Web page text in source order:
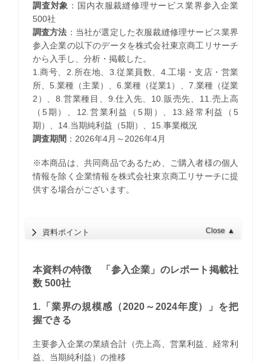
調査対象 ：国内衣服裁縫修理サービス業界参入企業
500社
調査方法 ：当社が選定した衣服裁縫修理サービス業界
参入企業の以下のデータを株式会社東京商工リサーチ
から入手し、分析・掲載した。
1.商号、2.所在地、3.従業員数、4.工場・支店・営業
所、5.業種（主業）、6.業種（従業1）、7.業種（従業
2）、8.営業種目、9.仕入先、10.販売先、11.売上高
（5期）、12.営業利益（5期）、13.経常利益（5
期）、14.当期純利益（5期）、15.事業概況
調査期間 ：2026年4月～2026年4月
※本商品は、共同商品であるため、ご購入者様の個人
情報を除く企業情報を株式会社東京商工リサーチに提
供する場合がございます。
資料ポイント Close ▲
本資料の特徴 「参入企業」のレポート掲載社
数 500社
1.「業界の規模感（2020～2024年度）」を把
握できる
主要参入企業の業績合計（売上高、営業利益、経常利
益、当期純利益）の推移